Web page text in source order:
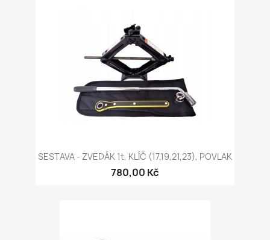
SESTAVA - ZVEDÁK 1t, KLÍČ (17,19,21,23), POVLAK
780,00 Kč